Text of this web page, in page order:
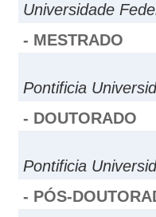
Universidade
- MESTRADO
Pontificia
- DOUTORADO
Pontificia
- PÓS-